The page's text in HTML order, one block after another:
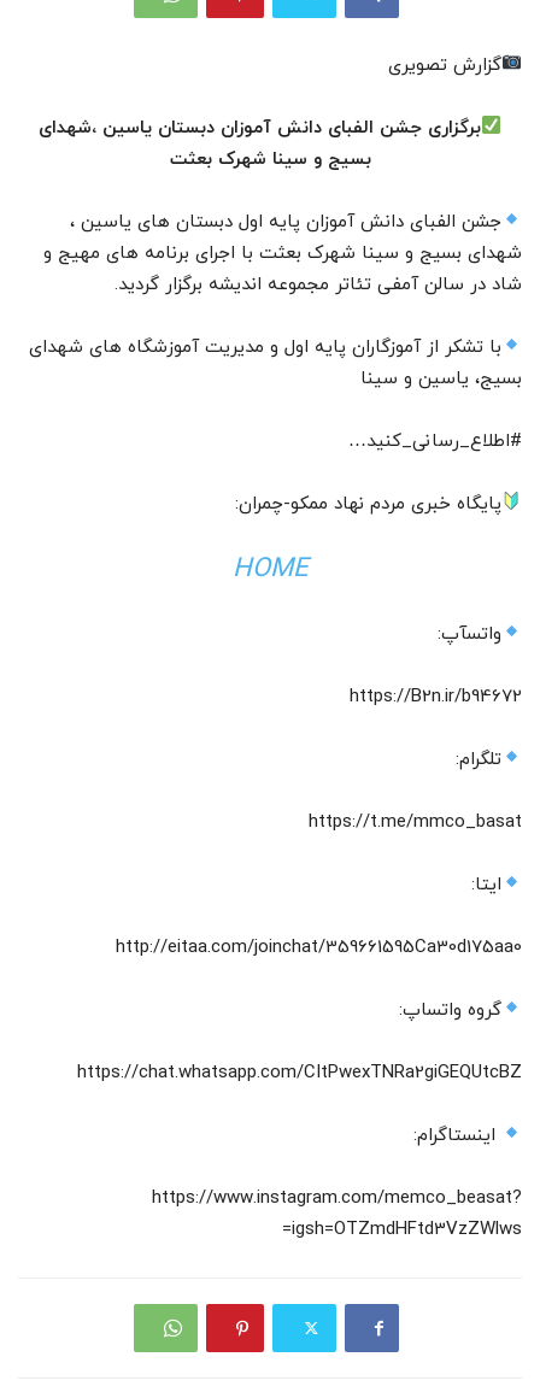
گزارش تصویری
برگزاری جشن الفبای دانش آموزان دبستان یاسین ،شهدای
بسیج و سینا شهرک بعثت
جشن الفبای دانش آموزان پایه اول دبستان های یاسین ،
شهدای بسیج و سینا شهرک بعثت با اجرای برنامه های مهیج و
شاد در سالن آمفی تئاتر مجموعه اندیشه برگزار گردید.
با تشکر از آموزگاران پایه اول و مدیریت آموزشگاه های شهدای
بسیج، یاسین و سینا
#اطلاع_رسانی_کنید…
پایگاه خبری مردم نهاد ممکو-چمران:
HOME
واتسآپ:
https://B2n.ir/b94672
تلگرام:
https://t.me/mmco_basat
ایتا:
http://eitaa.com/joinchat/359661595Ca30d175aa0
گروه واتساپ:
https://chat.whatsapp.com/CItPwexTNRa2giGEQUtcBZ
اینستاگرام:
https://www.instagram.com/memco_beasat?
igsh=OTZmdHFtd3VzZWlws=